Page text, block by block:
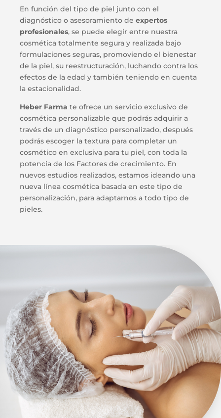
En función del tipo de piel junto con el
diagnóstico o asesoramiento de expertos
profesionales, se puede elegir entre nuestra
cosmética totalmente segura y realizada bajo
formulaciones seguras, promoviendo el bienestar
de la piel, su reestructuración, luchando contra los
efectos de la edad y también teniendo en cuenta
la estacionalidad.
Heber Farma te ofrece un servicio exclusivo de
cosmética personalizable que podrás adquirir a
través de un diagnóstico personalizado, después
podrás escoger la textura para completar un
cosmético en exclusiva para tu piel, con toda la
potencia de los Factores de crecimiento. En
nuevos estudios realizados, estamos ideando una
nueva línea cosmética basada en este tipo de
personalización, para adaptarnos a todo tipo de
pieles.